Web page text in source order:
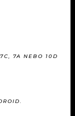
7A NEBO 10D